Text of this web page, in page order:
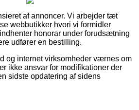
af annoncer. Vi arbejder tæt
webbutikker hvori vi formidler
honorar under forudsætning
udfører en bestilling.
og internet virksomheder værnes om
ikke ansvar for modifikationer der
sidste opdatering af sidens